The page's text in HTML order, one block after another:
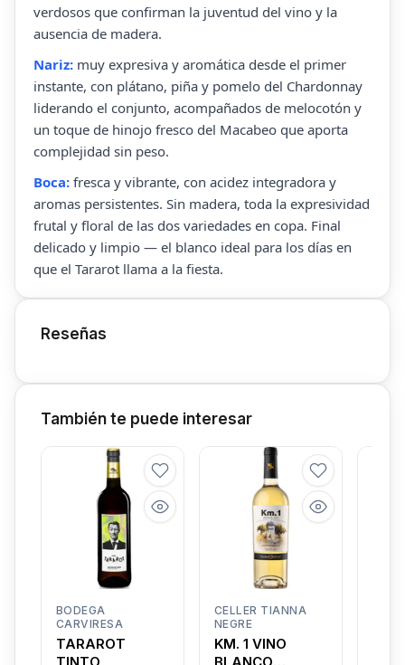
verdosos que confirman la juventud del vino y la
ausencia de madera.
Nariz: muy expresiva y aromática desde el primer
instante, con plátano, piña y pomelo del Chardonnay
liderando el conjunto, acompañados de melocotón y
un toque de hinojo fresco del Macabeo que aporta
complejidad sin peso.
Boca: fresca y vibrante, con acidez integradora y
aromas persistentes. Sin madera, toda la expresividad
frutal y floral de las dos variedades en copa. Final
delicado y limpio — el blanco ideal para los días en
que el Tararot llama a la fiesta.
Reseñas
También te puede interesar
BODEGA
CARVIRESA
TARAROT
CELLER TIANNA
NEGRE
KM. 1 VINO